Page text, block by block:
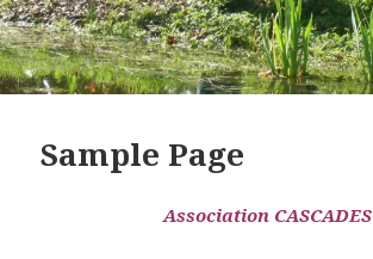
Sample Page
Association CASCADES